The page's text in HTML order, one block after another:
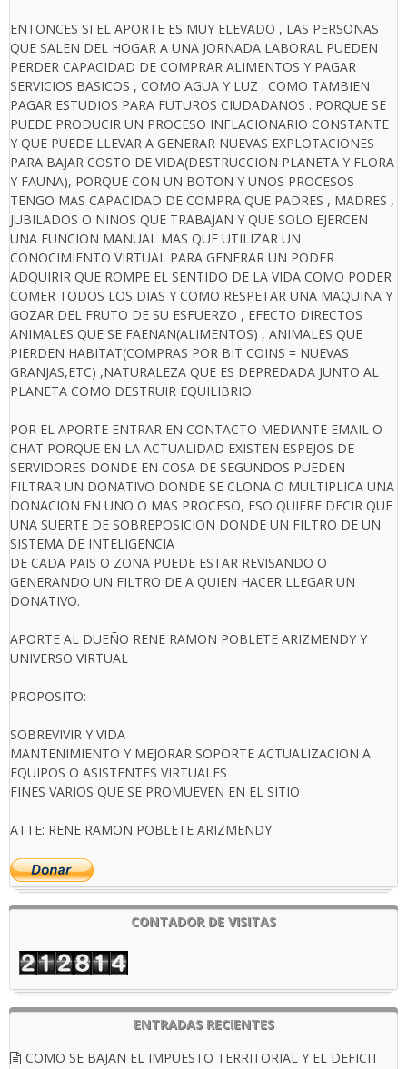
ENTONCES SI EL APORTE ES MUY ELEVADO , LAS PERSONAS
QUE SALEN DEL HOGAR A UNA JORNADA LABORAL PUEDEN
PERDER CAPACIDAD DE COMPRAR ALIMENTOS Y PAGAR
SERVICIOS BASICOS , COMO AGUA Y LUZ . COMO TAMBIEN
PAGAR ESTUDIOS PARA FUTUROS CIUDADANOS . PORQUE SE
PUEDE PRODUCIR UN PROCESO INFLACIONARIO CONSTANTE
Y QUE PUEDE LLEVAR A GENERAR NUEVAS EXPLOTACIONES
PARA BAJAR COSTO DE VIDA(DESTRUCCION PLANETA Y FLORA
Y FAUNA), PORQUE CON UN BOTON Y UNOS PROCESOS
TENGO MAS CAPACIDAD DE COMPRA QUE PADRES , MADRES ,
JUBILADOS O NIÑOS QUE TRABAJAN Y QUE SOLO EJERCEN
UNA FUNCION MANUAL MAS QUE UTILIZAR UN
CONOCIMIENTO VIRTUAL PARA GENERAR UN PODER
ADQUIRIR QUE ROMPE EL SENTIDO DE LA VIDA COMO PODER
COMER TODOS LOS DIAS Y COMO RESPETAR UNA MAQUINA Y
GOZAR DEL FRUTO DE SU ESFUERZO , EFECTO DIRECTOS
ANIMALES QUE SE FAENAN(ALIMENTOS) , ANIMALES QUE
PIERDEN HABITAT(COMPRAS POR BIT COINS = NUEVAS
GRANJAS,ETC) ,NATURALEZA QUE ES DEPREDADA JUNTO AL
PLANETA COMO DESTRUIR EQUILIBRIO.
POR EL APORTE ENTRAR EN CONTACTO MEDIANTE EMAIL O
CHAT PORQUE EN LA ACTUALIDAD EXISTEN ESPEJOS DE
SERVIDORES DONDE EN COSA DE SEGUNDOS PUEDEN
FILTRAR UN DONATIVO DONDE SE CLONA O MULTIPLICA UNA
DONACION EN UNO O MAS PROCESO, ESO QUIERE DECIR QUE
UNA SUERTE DE SOBREPOSICION DONDE UN FILTRO DE UN
SISTEMA DE INTELIGENCIA
DE CADA PAIS O ZONA PUEDE ESTAR REVISANDO O
GENERANDO UN FILTRO DE A QUIEN HACER LLEGAR UN
DONATIVO.
APORTE AL DUEÑO RENE RAMON POBLETE ARIZMENDY Y
UNIVERSO VIRTUAL
PROPOSITO:
SOBREVIVIR Y VIDA
MANTENIMIENTO Y MEJORAR SOPORTE ACTUALIZACION A
EQUIPOS O ASISTENTES VIRTUALES
FINES VARIOS QUE SE PROMUEVEN EN EL SITIO
ATTE: RENE RAMON POBLETE ARIZMENDY
CONTADOR DE VISITAS
ENTRADAS RECIENTES
COMO SE BAJAN EL IMPUESTO TERRITORIAL Y EL DEFICIT